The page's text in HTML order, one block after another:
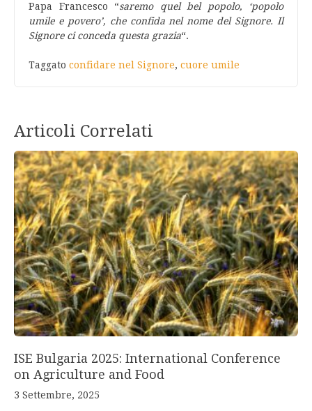
Papa Francesco “saremo quel bel popolo, ‘popolo
umile e povero’, che confida nel nome del Signore. Il
Signore ci conceda questa grazia“.
Taggato confidare nel Signore, cuore umile
Articoli Correlati
ISE Bulgaria 2025: International Conference
on Agriculture and Food
3 Settembre, 2025